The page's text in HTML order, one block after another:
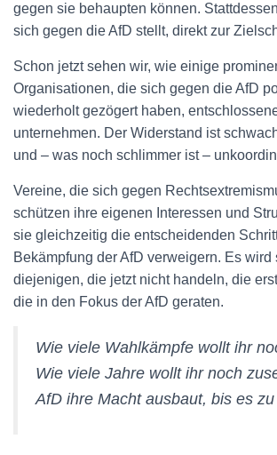
gegen sie behaupten können.
sich gegen die AfD stellt, direkt zur
Schon jetzt sehen wir, wie einige
Organisationen, die sich gegen die AfD
wiederholt gezögert haben,
unternehmen. Der Widerstand ist
und – was noch schlimmer ist –
Vereine, die sich gegen
schützen ihre eigenen Interessen und
sie gleichzeitig die entscheidenden
Bekämpfung der AfD verweigern. Es
diejenigen, die jetzt nicht handeln, die
die in den Fokus der AfD geraten.
Wie viele Wahlkämpfe wollt ihr
Wie viele Jahre wollt ihr noch
AfD ihre Macht ausbaut, bis es